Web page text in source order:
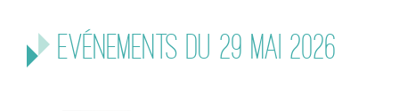
Evénements du 29 mai 2026